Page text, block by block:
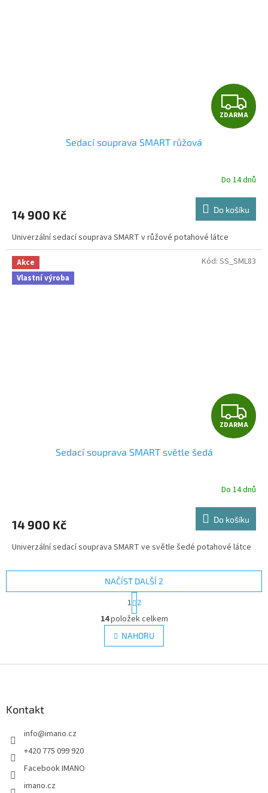
Z
D
R
M
A
ZDARMA
Sedací souprava SMART růžová
Do 14 dnů
14 900 Kč Do košíku
Univerzální sedací souprava SMART v růžové potahové látce
Akce
Vlastní výroba
Z
D
R
M
A
ZDARMA
Sedací souprava SMART světle šedá
Do 14 dnů
14 900 Kč Do košíku
Univerzální sedací souprava SMART ve světle šedé potahové látce
Kód: SS_SML83
O
v
l
á
NAČÍST DALŠÍ 2
t
r
á
n
k
v
1 2
14položek celkem
NAHORU
Kontakt
info@imano.cz
+420 775 099 920
Facebook IMANO
imano.cz